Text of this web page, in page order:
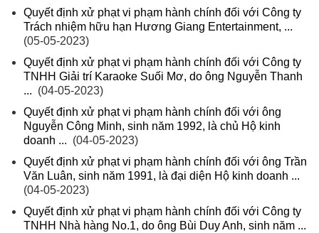
Quyết định xử phạt vi phạm hành chính đối với Công ty
Trách nhiệm hữu hạn Hương Giang Entertainment, ...
(05-05-2023)
Quyết định xử phạt vi phạm hành chính đối với Công ty
TNHH Giải trí Karaoke Suối Mơ, do ông Nguyễn Thanh
... (04-05-2023)
Quyết định xử phạt vi phạm hành chính đối với ông
Nguyễn Công Minh, sinh năm 1992, là chủ Hộ kinh
doanh ... (04-05-2023)
Quyết định xử phạt vi phạm hành chính đối với ông Trần
Văn Luân, sinh năm 1991, là đại diện Hộ kinh doanh ...
(04-05-2023)
Quyết định xử phạt vi phạm hành chính đối với Công ty
TNHH Nhà hàng No.1, do ông Bùi Duy Anh, sinh năm ...